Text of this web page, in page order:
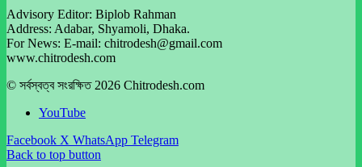
Advisory Editor: Biplob Rahman
Address: Adabar, Shyamoli, Dhaka.
For News: E-mail: chitrodesh@gmail.com
www.chitrodesh.com
© সর্বস্বত্ব সংরক্ষিত 2026 Chitrodesh.com
YouTube
Facebook X WhatsApp Telegram
Back to top button